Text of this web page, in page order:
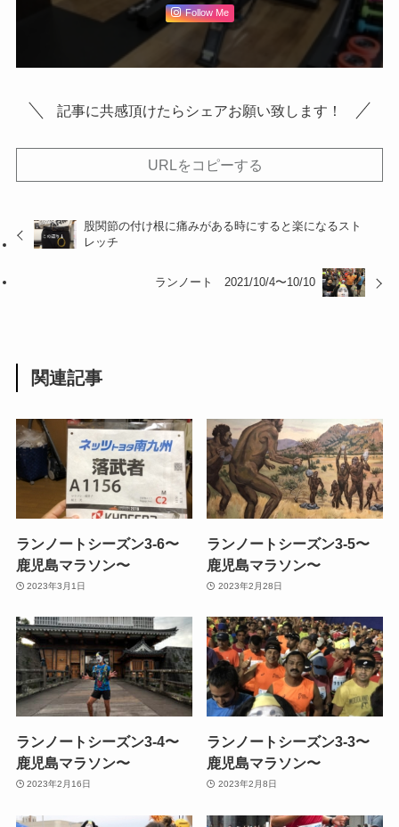
Follow Me
記事に共感頂けたらシェアお願い致します！
URLをコピーする
股関節の付け根に痛みがある時にすると楽になるスト
レッチ
ランノート 2021/10/4〜10/10
関連記事
ランノートシーズン3-6〜
鹿児島マラソン〜
2023年3月1日
ランノートシーズン3-5〜
鹿児島マラソン〜
2023年2月28日
ランノートシーズン3-4〜
鹿児島マラソン〜
2023年2月16日
ランノートシーズン3-3〜
鹿児島マラソン〜
2023年2月8日